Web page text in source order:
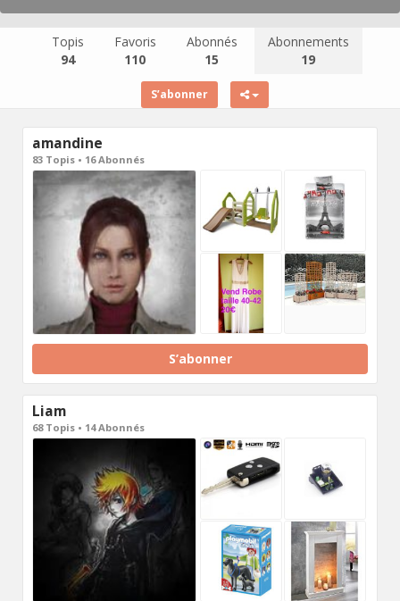
Topis
94
Favoris
110
Abonnés
15
Abonnements
19
S’abonner
amandine
83 Topis • 16 Abonnés
S’abonner
Liam
68 Topis • 14 Abonnés